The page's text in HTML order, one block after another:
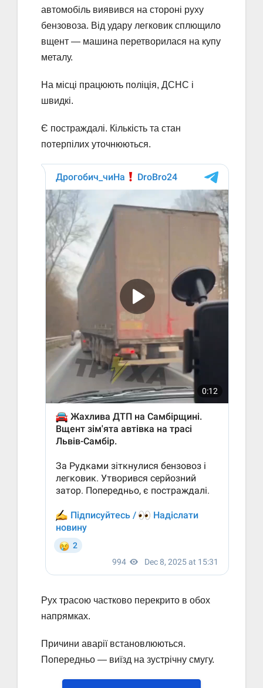
автомобіль виявився на стороні руху
бензовоза. Від удару легковик сплющило
вщент — машина перетворилася на купу
металу.
На місці працюють поліція, ДСНС і
швидкі.
Є постраждалі. Кількість та стан
потерпілих уточнюються.
Рух трасою частково перекрито в обох
напрямках.
Причини аварії встановлюються.
Попередньо — виїзд на зустрічну смугу.